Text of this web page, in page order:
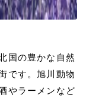
国の豊かな自然
です。旭川動物
やラーメンなど